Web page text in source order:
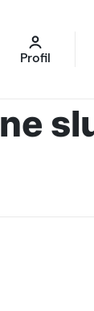
Profil